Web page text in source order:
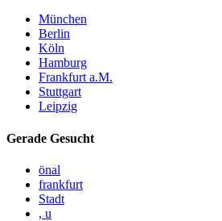
München
Berlin
Köln
Hamburg
Frankfurt a.M.
Stuttgart
Leipzig
Gerade Gesucht
önal
frankfurt
Stadt
, u